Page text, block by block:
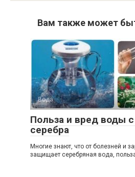
Вам также может
Вода
Польза и вред воды
серебра
Многие знают, что от болезней и
защищает серебряная вода,